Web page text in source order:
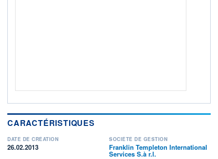
CARACTÉRISTIQUES
DATE DE CRÉATION
26.02.2013
SOCIÉTÉ DE GESTION
Franklin Templeton International
Services S.à r.l.